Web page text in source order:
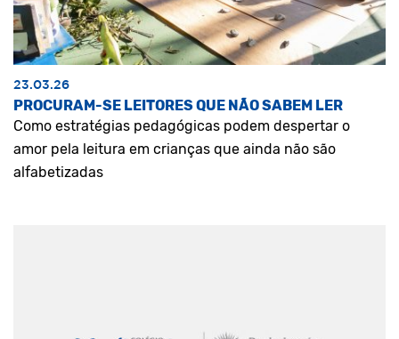
23.03.26
PROCURAM-SE LEITORES QUE NÃO SABEM LER
Como estratégias pedagógicas podem despertar o
amor pela leitura em crianças que ainda não são
alfabetizadas